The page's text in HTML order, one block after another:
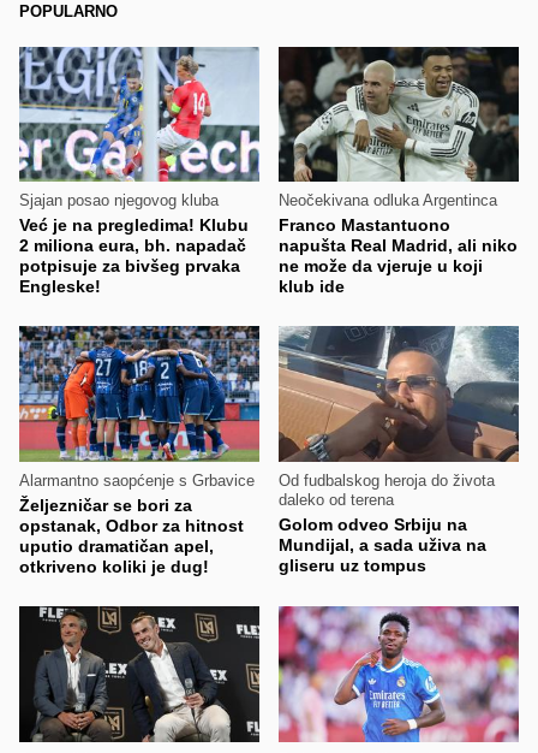
POPULARNO
Sjajan posao njegovog kluba
Već je na pregledima! Klubu
2 miliona eura, bh. napadač
potpisuje za bivšeg prvaka
Engleske!
Neočekivana odluka Argentinca
Franco Mastantuono
napušta Real Madrid, ali niko
ne može da vjeruje u koji
klub ide
Alarmantno saopćenje s Grbavice
Željezničar se bori za
opstanak, Odbor za hitnost
uputio dramatičan apel,
otkriveno koliki je dug!
Od fudbalskog heroja do života
daleko od terena
Golom odveo Srbiju na
Mundijal, a sada uživa na
gliseru uz tompus